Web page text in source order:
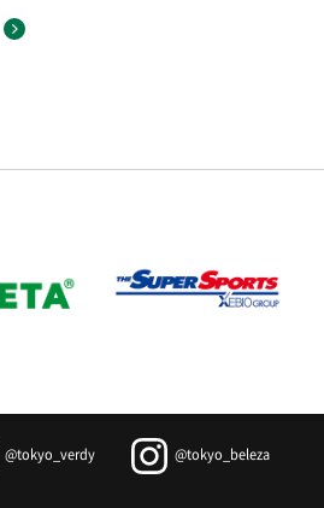
@tokyo_verdy @tokyo_beleza